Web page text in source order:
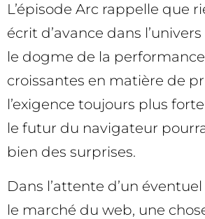
L’épisode Arc rappelle que
écrit d’avance dans
le dogme de la
croissantes en matière de
l’exigence toujours plus
le futur du navigateur
bien des surprises.
Dans l’attente d’un
le marché du web, une